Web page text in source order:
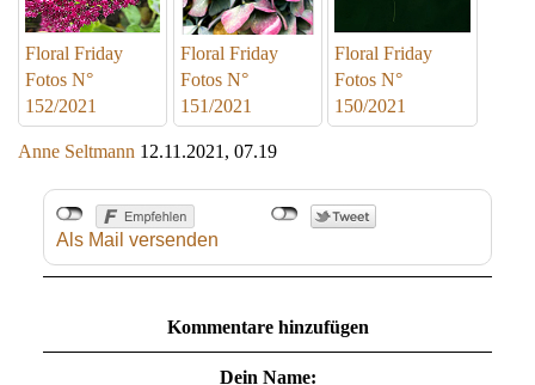
Floral Friday
Fotos N°
152/2021
Floral Friday
Fotos N°
151/2021
Floral Friday
Fotos N°
150/2021
Anne Seltmann 12.11.2021, 07.19
Als Mail versenden
Kommentare hinzufügen
Dein Name: